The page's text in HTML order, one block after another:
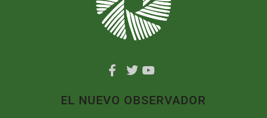
EL NUEVO OBSERVADOR